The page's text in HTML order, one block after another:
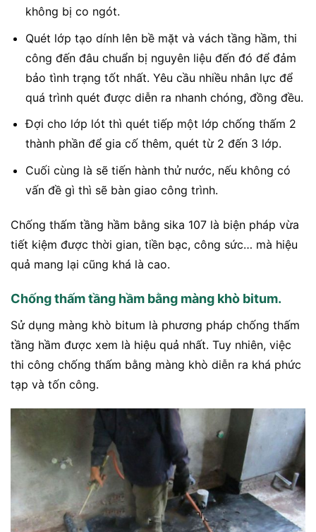
không bị co ngót.
Quét lớp tạo dính lên bề mặt và vách tầng hầm, thi
công đến đâu chuẩn bị nguyên liệu đến đó để đảm
bảo tình trạng tốt nhất. Yêu cầu nhiều nhân lực để
quá trình quét được diễn ra nhanh chóng, đồng đều.
Đợi cho lớp lót thì quét tiếp một lớp chống thấm 2
thành phần để gia cố thêm, quét từ 2 đến 3 lớp.
Cuối cùng là sẽ tiến hành thử nước, nếu không có
vấn đề gì thì sẽ bàn giao công trình.
Chống thấm tầng hầm bằng sika 107 là biện pháp vừa
tiết kiệm được thời gian, tiền bạc, công sức… mà hiệu
quả mang lại cũng khá là cao.
Chống thấm tầng hầm bằng màng khò bitum.
Sử dụng màng khò bitum là phương pháp chống thấm
tầng hầm được xem là hiệu quả nhất. Tuy nhiên, việc
thi công chống thấm bằng màng khò diễn ra khá phức
tạp và tốn công.